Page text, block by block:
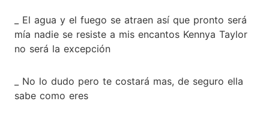
_ El agua y el fuego se atraen así que pronto será
mía nadie se resiste a mis encantos Kennya Taylor
no será la excepción
_ No lo dudo pero te costará mas, de seguro ella
sabe como eres